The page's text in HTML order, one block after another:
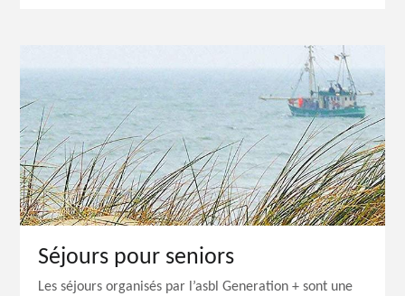
Séjours pour seniors
Les séjours organisés par l’asbl Generation + sont une